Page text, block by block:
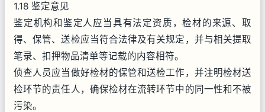
1.18 鉴定意见
鉴定机构和鉴定人应当具有法定资质，检材的来源、取
得、保管、送检应当符合法律及有关规定，并与相关提取
笔录、扣押物品清单等记载的内容相符。
侦查人员应当做好检材的保管和送检工作，并注明检材送
检环节的责任人，确保检材在流转环节中的同一性和不被
污染。